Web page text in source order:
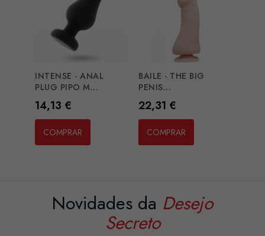
INTENSE - ANAL
PLUG PIPO M...
Preço
14,13 €
COMPRAR
BAILE - THE BIG
PENIS...
Preço
22,31 €
COMPRAR
Novidades da Desejo
Secreto